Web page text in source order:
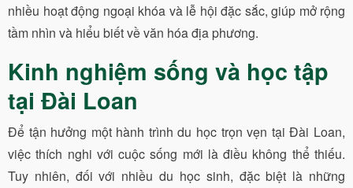
nhiều hoạt động ngoại khóa và lễ hội đặc sắc, giúp mở rộng
tầm nhìn và hiểu biết về văn hóa địa phương.
Kinh nghiệm sống và học tập
tại Đài Loan
Để tận hưởng một hành trình du học trọn vẹn tại Đài Loan,
việc thích nghi với cuộc sống mới là điều không thể thiếu.
Tuy nhiên, đối với nhiều du học sinh, đặc biệt là những